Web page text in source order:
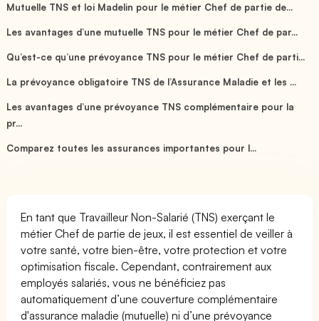
Mutuelle TNS et loi Madelin pour le métier Chef de partie de...
Les avantages d’une mutuelle TNS pour le métier Chef de par...
Qu’est-ce qu’une prévoyance TNS pour le métier Chef de parti...
La prévoyance obligatoire TNS de l’Assurance Maladie et les ...
Les avantages d’une prévoyance TNS complémentaire pour la
pr...
Comparez toutes les assurances importantes pour l...
En tant que Travailleur Non-Salarié (TNS) exerçant le
métier Chef de partie de jeux, il est essentiel de veiller à
votre santé, votre bien-être, votre protection et votre
optimisation fiscale. Cependant, contrairement aux
employés salariés, vous ne bénéficiez pas
automatiquement d’une couverture complémentaire
d'assurance maladie (mutuelle) ni d’une prévoyance